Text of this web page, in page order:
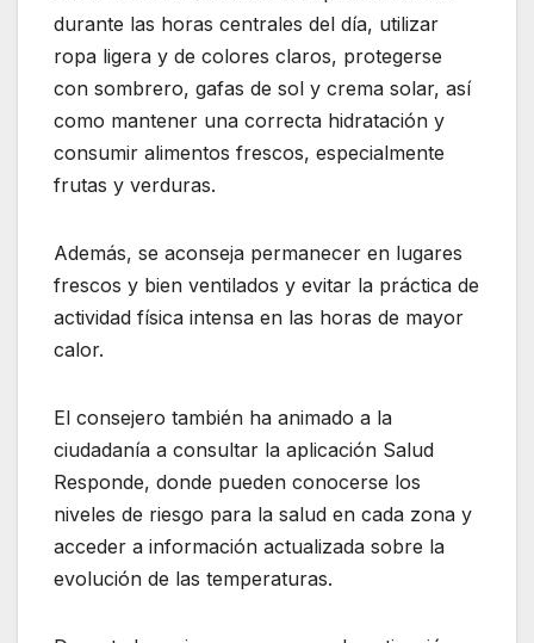
durante las horas centrales del día, utilizar
ropa ligera y de colores claros, protegerse
con sombrero, gafas de sol y crema solar, así
como mantener una correcta hidratación y
consumir alimentos frescos, especialmente
frutas y verduras.
Además, se aconseja permanecer en lugares
frescos y bien ventilados y evitar la práctica de
actividad física intensa en las horas de mayor
calor.
El consejero también ha animado a la
ciudadanía a consultar la aplicación Salud
Responde, donde pueden conocerse los
niveles de riesgo para la salud en cada zona y
acceder a información actualizada sobre la
evolución de las temperaturas.